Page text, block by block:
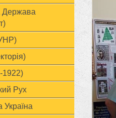
Держава
1922)
Рух
Україна